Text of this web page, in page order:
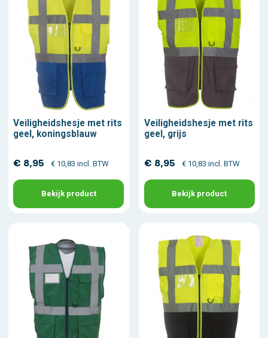
Veiligheidshesje met rits
geel, koningsblauw
€ 8,95 € 10,83 incl. BTW
Bekijk product
Veiligheidshesje met rits
geel, grijs
€ 8,95 € 10,83 incl. BTW
Bekijk product